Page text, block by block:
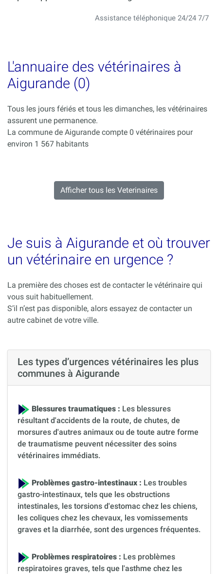
Assistance téléphonique 24/24 7/7
L'annuaire des vétérinaires à
Aigurande (0)
Tous les jours fériés et tous les dimanches, les vétérinaires
assurent une permanence.
La commune de Aigurande compte 0 vétérinaires pour
environ 1 567 habitants
Afficher tous les Veterinaires
Je suis à Aigurande et où trouver
un vétérinaire en urgence ?
La première des choses est de contacter le vétérinaire qui
vous suit habituellement.
S’il n’est pas disponible, alors essayez de contacter un
autre cabinet de votre ville.
Les types d’urgences vétérinaires les plus
communes à Aigurande
Blessures traumatiques : Les blessures
résultant d'accidents de la route, de chutes, de
morsures d'autres animaux ou de toute autre forme
de traumatisme peuvent nécessiter des soins
vétérinaires immédiats.
Problèmes gastro-intestinaux : Les troubles
gastro-intestinaux, tels que les obstructions
intestinales, les torsions d'estomac chez les chiens,
les coliques chez les chevaux, les vomissements
graves et la diarrhée, sont des urgences fréquentes.
Problèmes respiratoires : Les problèmes
respiratoires graves, tels que l'asthme chez les